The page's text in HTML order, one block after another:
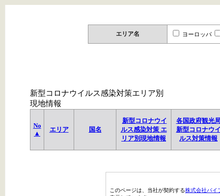
エリア名 ヨーロッパ
新型コロナウイルス感染対策エリア別
現地情報
No
▲
エリア 国名
新型コロナウイ
ルス感染対策 エ
リア別現地情報
各国政府観光
新型コロナウ
ルス対策情報
このページは、当社が契約する株式会社パイ